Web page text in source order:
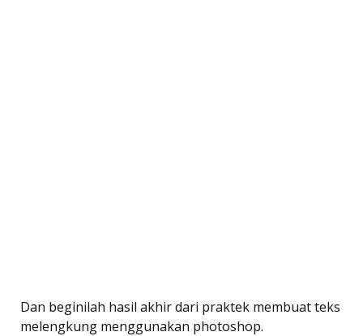
Dan beginilah hasil akhir dari praktek membuat teks
melengkung menggunakan photoshop.